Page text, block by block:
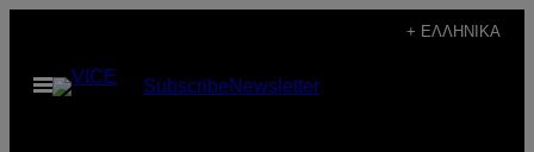
περιεχόμενο
+ ΕΛΛΗΝΙΚΆ
Ανοίξτε
το
SubscribeNewsletter